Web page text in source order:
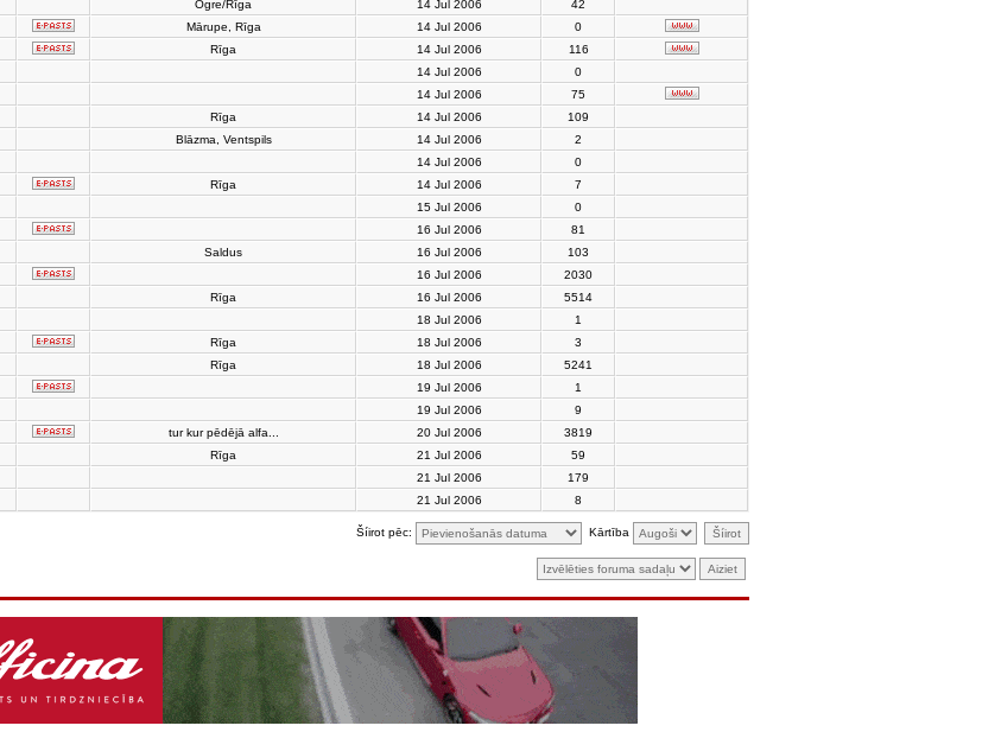
Ogre/Rīga 14 Jul 2006
42
Mārupe, Rīga 14 Jul 2006
0
Rīga 14 Jul 2006
116
14 Jul 2006
0
14 Jul 2006
75
Rīga 14 Jul 2006
109
Blāzma, Ventspils 14 Jul 2006
2
14 Jul 2006
0
Rīga 14 Jul 2006
7
15 Jul 2006
0
16 Jul 2006
81
Saldus 16 Jul 2006
103
16 Jul 2006
2030
Rīga 16 Jul 2006
5514
18 Jul 2006
1
Rīga 18 Jul 2006
3
Rīga 18 Jul 2006
5241
19 Jul 2006
1
19 Jul 2006
9
tur kur pēdējā alfa... 20 Jul 2006
3819
Rīga 21 Jul 2006
59
21 Jul 2006
179
21 Jul 2006 8
Šíirot pēc: Kārtība